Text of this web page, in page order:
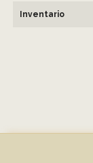
Inventario